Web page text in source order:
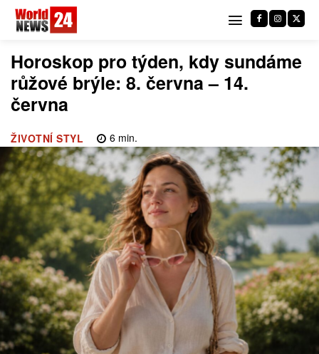
Horoskop pro týden, kdy sundáme
růžové brýle: 8. června – 14.
června
ŽIVOTNÍ STYL 6 min.